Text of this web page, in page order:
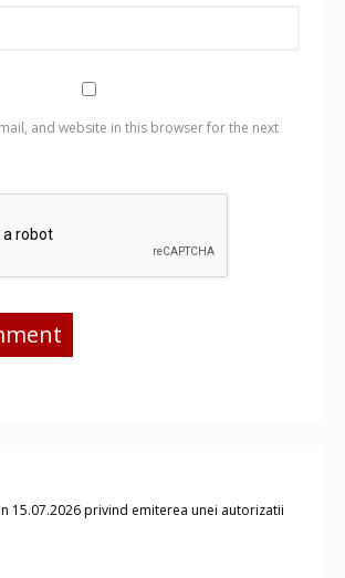
and website in this browser for the next
15.07.2026 privind emiterea unei autorizatii